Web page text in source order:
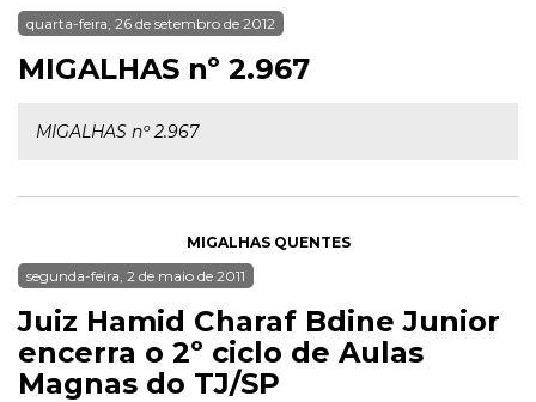
quarta-feira, 26 de setembro de 2012
MIGALHAS nº 2.967
MIGALHAS nº 2.967
MIGALHAS QUENTES
segunda-feira, 2 de maio de 2011
Juiz Hamid Charaf Bdine Junior
encerra o 2º ciclo de Aulas
Magnas do TJ/SP